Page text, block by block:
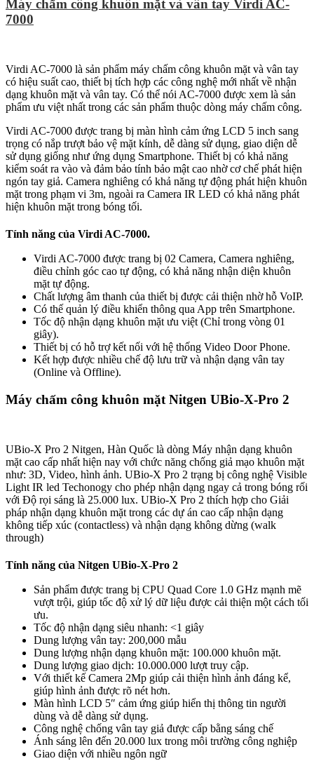
Máy chấm công khuôn mặt và vân tay Virdi AC-
7000
Virdi AC-7000 là sản phẩm máy chấm công khuôn mặt và vân tay
có hiệu suất cao, thiết bị tích hợp các công nghệ mới nhất về nhận
dạng khuôn mặt và vân tay. Có thể nói AC-7000 được xem là sản
phẩm ưu việt nhất trong các sản phẩm thuộc dòng máy chấm công.
Virdi AC-7000 được trang bị màn hình cảm ứng LCD 5 inch sang
trọng có nắp trượt bảo vệ mặt kính, dễ dàng sử dụng, giao diện dễ
sử dụng giống như ứng dụng Smartphone. Thiết bị có khả năng
kiểm soát ra vào và đảm bảo tính bảo mật cao nhờ cơ chế phát hiện
ngón tay giả. Camera nghiêng có khả năng tự động phát hiện khuôn
mặt trong phạm vi 3m, ngoài ra Camera IR LED có khả năng phát
hiện khuôn mặt trong bóng tối.
Tính năng của Virdi AC-7000.
Virdi AC-7000 được trang bị 02 Camera, Camera nghiêng,
điều chỉnh góc cao tự động, có khả năng nhận diện khuôn
mặt tự động.
Chất lượng âm thanh của thiết bị được cải thiện nhờ hỗ VoIP.
Có thế quản lý điều khiển thông qua App trên Smartphone.
Tốc độ nhận dạng khuôn mặt ưu việt (Chỉ trong vòng 01
giây).
Thiết bị có hỗ trợ kết nối với hệ thống Video Door Phone.
Kết hợp được nhiều chế độ lưu trữ và nhận dạng vân tay
(Online và Offline).
Máy chấm công khuôn mặt Nitgen UBio-X-Pro 2
UBio-X Pro 2 Nitgen, Hàn Quốc là dòng Máy nhận dạng khuôn
mặt cao cấp nhất hiện nay với chức năng chống giả mạo khuôn mặt
như: 3D, Video, hình ảnh. UBio-X Pro 2 trạng bị công nghệ Visible
Light IR led Techonogy cho phép nhận dạng ngay cả trong bóng rối
với Độ rọi sáng là 25.000 lux. UBio-X Pro 2 thích hợp cho Giải
pháp nhận dạng khuôn mặt trong các dự án cao cấp nhận dạng
không tiếp xúc (contactless) và nhận dạng không dừng (walk
through)
Tính năng của Nitgen UBio-X-Pro 2
Sản phẩm được trang bị CPU Quad Core 1.0 GHz mạnh mẽ
vượt trội, giúp tốc độ xử lý dữ liệu được cải thiện một cách tối
ưu.
Tốc độ nhận dạng siêu nhanh: <1 giây
Dung lượng vân tay: 200,000 mẫu
Dung lượng nhận dạng khuôn mặt: 100.000 khuôn mặt.
Dung lượng giao dịch: 10.000.000 lượt truy cập.
Với thiết kế Camera 2Mp giúp cải thiện hình ảnh đáng kể,
giúp hình ảnh được rõ nét hơn.
Màn hình LCD 5″ cảm ứng giúp hiển thị thông tin người
dùng và dễ dàng sử dụng.
Công nghệ chống vân tay giả được cấp bằng sáng chế
Ánh sáng lên đến 20.000 lux trong môi trường công nghiệp
Giao diện với nhiều ngôn ngữ